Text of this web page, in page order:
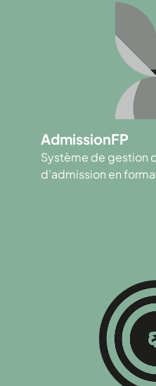
AdmissionFP
Système de gestion
d’admission en